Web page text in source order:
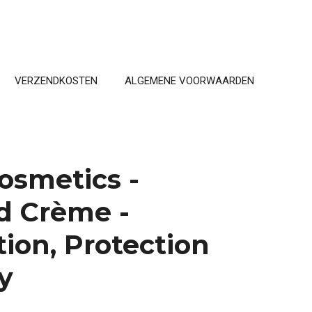
VERZENDKOSTEN ALGEMENE VOORWAARDEN
-
Crème -
Protection